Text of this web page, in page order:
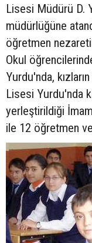
Lisesi Müdürü D.
müdürlüğüne
öğretmen
Okul
Yurdu'nda,
Lisesi Yurdu'nda
yerleştirildiği
ile 12 öğretmen